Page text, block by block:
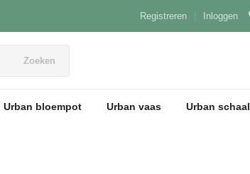
Inloggen
Registreren
Zoeken
Urban bloempot Urban vaas Urban schaal